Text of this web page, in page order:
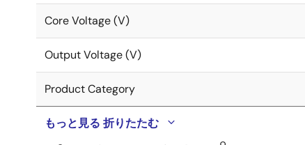
Core Voltage (V)
Output Voltage (V)
Product Category
もっと見る 折りたたむ